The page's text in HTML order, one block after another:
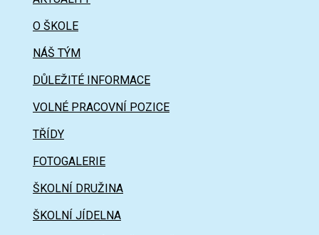
O ŠKOLE
NÁŠ TÝM
DŮLEŽITÉ INFORMACE
VOLNÉ PRACOVNÍ POZICE
TŘÍDY
FOTOGALERIE
ŠKOLNÍ DRUŽINA
ŠKOLNÍ JÍDELNA